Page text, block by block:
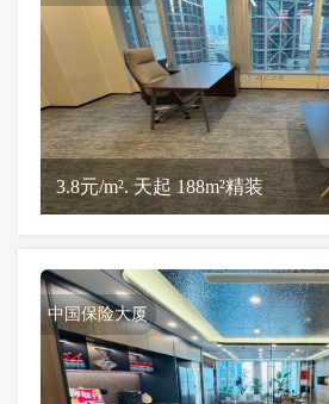
3.8元/m². 天起 188m²精装
中国保险大厦